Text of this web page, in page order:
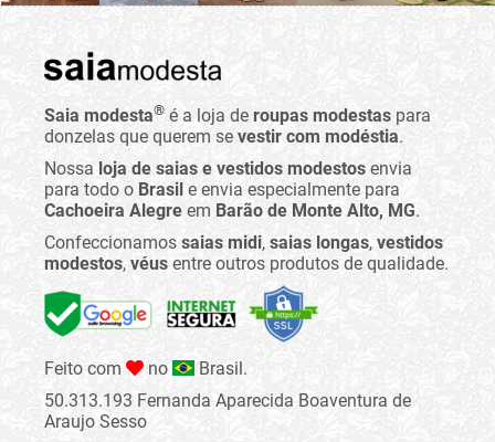
Saia modesta® é a loja de roupas modestas para
donzelas que querem se vestir com modéstia.
Nossa loja de saias e vestidos modestos envia
para todo o Brasil e envia especialmente para
Cachoeira Alegre em Barão de Monte Alto, MG.
Confeccionamos saias midi, saias longas, vestidos
modestos, véus entre outros produtos de qualidade.
Feito com no
Brasil.
50.313.193 Fernanda Aparecida Boaventura de
Araujo Sesso